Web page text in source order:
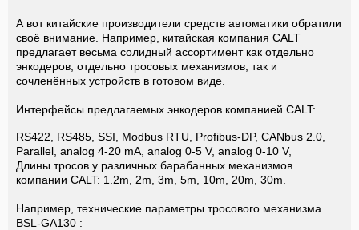
А вот китайские производители средств автоматики обратили
своё внимание. Например, китайская компания CALT
предлагает весьма солидный ассортимент как отдельно
энкодеров, отдельно тросовых механизмов, так и
сочленённых устройств в готовом виде.
Интерфейсы предлагаемых энкодеров компанией CALT:
RS422, RS485, SSI, Modbus RTU, Profibus-DP, CANbus 2.0,
Parallel, analog 4-20 mA, analog 0-5 V, analog 0-10 V,
Длины тросов у различных барабанных механизмов
компании CALT: 1.2m, 2m, 3m, 5m, 10m, 20m, 30m.
Например, технические параметры тросового механизма
BSL-GA130 :